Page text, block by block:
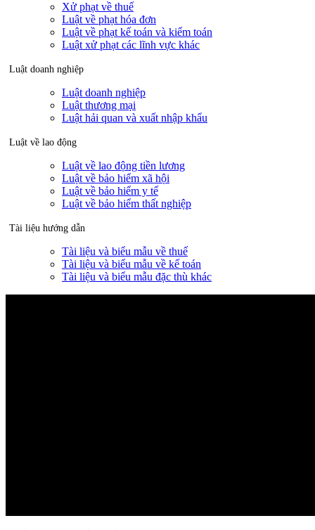
Xử phạt về thuế
Luật về phạt hóa đơn
Luật về phạt kế toán và kiểm toán
Luật xử phạt các lĩnh vực khác
Luật doanh nghiệp
Luật doanh nghiệp
Luật thương mại
Luật hải quan và xuất nhập khẩu
Luật về lao động
Luật về lao động tiền lương
Luật về bảo hiểm xã hội
Luật về bảo hiểm y tế
Luật về bảo hiểm thất nghiệp
Tài liệu hướng dẫn
Tài liệu và biểu mẫu về thuế
Tài liệu và biểu mẫu về kế toán
Tài liệu và biểu mẫu đặc thù khác